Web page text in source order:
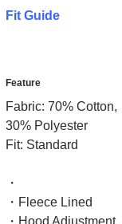
Fit Guide
Feature
Fabric: 70% Cotton,
30% Polyester
Fit: Standard
・
・Fleece Lined
・Hood Adjustment